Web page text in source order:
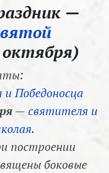
—
и Победоносца
—святителя и
.
построении
боковые